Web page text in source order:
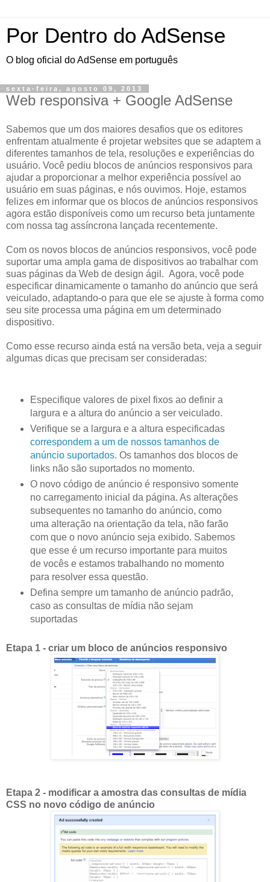
Por Dentro do AdSense
O blog oficial do AdSense em português
sexta-feira, agosto 09, 2013
Web responsiva + Google AdSense
Sabemos que um dos maiores desafios que os editores
enfrentam atualmente é projetar websites que se adaptem a
diferentes tamanhos de tela, resoluções e experiências do
usuário. Você pediu blocos de anúncios responsivos para
ajudar a proporcionar a melhor experiência possível ao
usuário em suas páginas, e nós ouvimos. Hoje, estamos
felizes em informar que os blocos de anúncios responsivos
agora estão disponíveis como um recurso beta juntamente
com nossa tag assíncrona lançada recentemente.
Com os novos blocos de anúncios responsivos, você pode
suportar uma ampla gama de dispositivos ao trabalhar com
suas páginas da Web de design ágil. Agora, você pode
especificar dinamicamente o tamanho do anúncio que será
veiculado, adaptando-o para que ele se ajuste à forma como
seu site processa uma página em um determinado
dispositivo.
Como esse recurso ainda está na versão beta, veja a seguir
algumas dicas que precisam ser consideradas:
Especifique valores de pixel fixos ao definir a
largura e a altura do anúncio a ser veiculado.
Verifique se a largura e a altura especificadas
correspondem a um de nossos tamanhos de
anúncio suportados. Os tamanhos dos blocos de
links não são suportados no momento.
O novo código de anúncio é responsivo somente
no carregamento inicial da página. As alterações
subsequentes no tamanho do anúncio, como
uma alteração na orientação da tela, não farão
com que o novo anúncio seja exibido. Sabemos
que esse é um recurso importante para muitos
de vocês e estamos trabalhando no momento
para resolver essa questão.
Defina sempre um tamanho de anúncio padrão,
caso as consultas de mídia não sejam
suportadas
Etapa 1 - criar um bloco de anúncios responsivo
Etapa 2 - modificar a amostra das consultas de mídia
CSS no novo código de anúncio